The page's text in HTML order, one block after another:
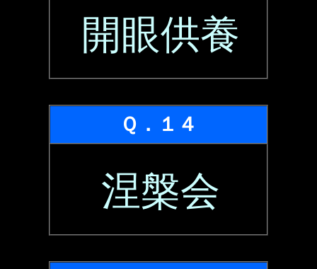
開眼供養
Ｑ．１４
涅槃会